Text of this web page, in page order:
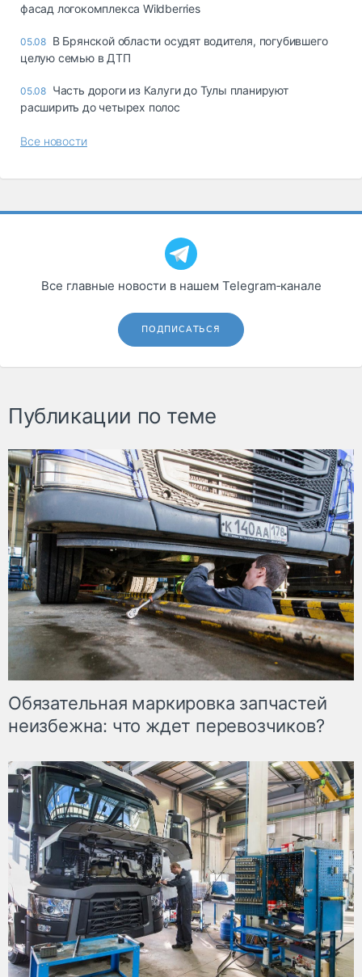
фасад логокомплекса Wildberries
05.08 В Брянской области осудят водителя, погубившего
целую семью в ДТП
05.08 Часть дороги из Калуги до Тулы планируют
расширить до четырех полос
Все новости
Все главные новости в нашем Telegram‑канале
ПОДПИСАТЬСЯ
Публикации по теме
Обязательная маркировка запчастей
неизбежна: что ждет перевозчиков?